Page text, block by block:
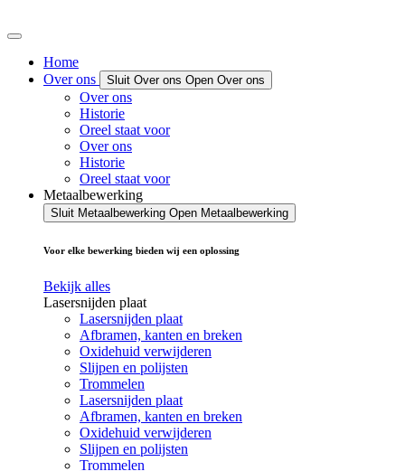
Home
Over ons
Sluit Over ons Open Over ons
Over ons
Historie
Oreel staat voor
Over ons
Historie
Oreel staat voor
Metaalbewerking
Sluit Metaalbewerking Open Metaalbewerking
Voor elke bewerking bieden wij een oplossing
Bekijk alles
Lasersnijden plaat
Lasersnijden plaat
Afbramen, kanten en breken
Oxidehuid verwijderen
Slijpen en polijsten
Trommelen
Lasersnijden plaat
Afbramen, kanten en breken
Oxidehuid verwijderen
Slijpen en polijsten
Trommelen